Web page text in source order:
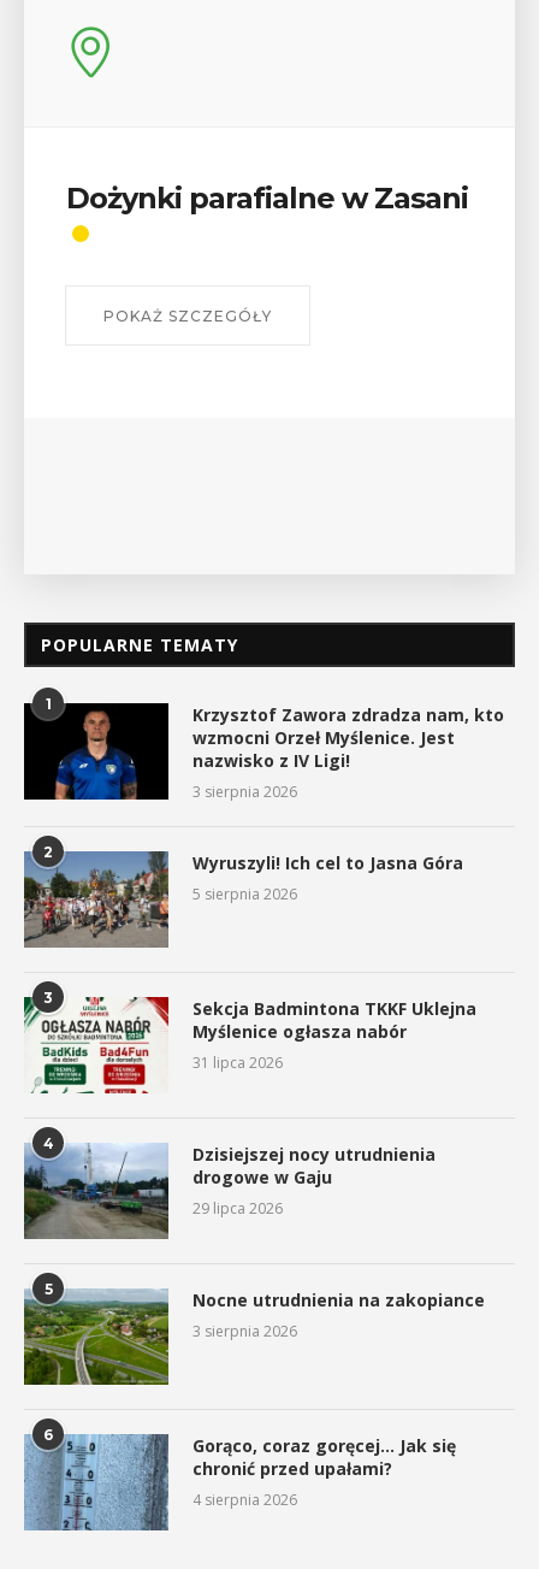
Wykład „Jak zdobyć
odznaki na myślenickich
W środę 12 sierpnia o godz. 17 w Miejskiej
POPULARNE TEMATY
1
Krzysztof Zawora zdradza nam, kto
wzmocni Orzeł Myślenice. Jest
nazwisko z IV Ligi!
3 sierpnia 2026
2 Wyruszyli! Ich cel to Jasna Góra
5 sierpnia 2026
3
Sekcja Badmintona TKKF Uklejna
Myślenice ogłasza nabór
31 lipca 2026
4
Dzisiejszej nocy utrudnienia
drogowe w Gaju
29 lipca 2026
5 Nocne utrudnienia na zakopiance
3 sierpnia 2026
6
Gorąco, coraz goręcej… Jak się
chronić przed upałami?
4 sierpnia 2026